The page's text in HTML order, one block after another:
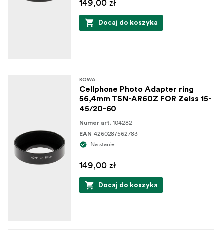
149,00 zł
Dodaj do koszyka
KOWA
Cellphone Photo Adapter ring
56,4mm TSN-AR60Z FOR Zeiss 15-
45/20-60
Numer art. 104282
EAN 4260287562783
Na stanie
149,00 zł
Dodaj do koszyka